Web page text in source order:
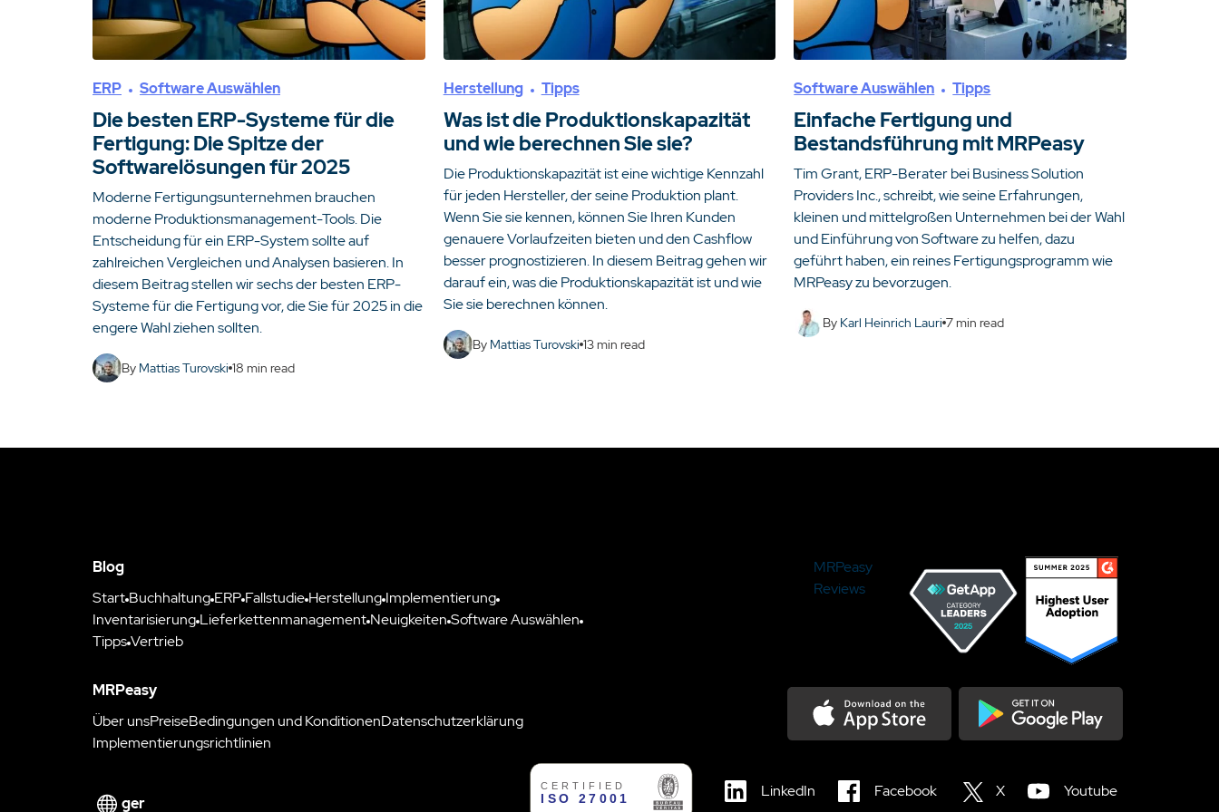
ERP Software Auswählen
Die besten ERP-Systeme für die
Fertigung: Die Spitze der
Softwarelösungen für 2025
Moderne Fertigungsunternehmen brauchen
moderne Produktionsmanagement-Tools. Die
Entscheidung für ein ERP-System sollte auf
zahlreichen Vergleichen und Analysen basieren. In
diesem Beitrag stellen wir sechs der besten ERP-
Systeme für die Fertigung vor, die Sie für 2025 in die
engere Wahl ziehen sollten.
By Mattias Turovski 18 min read
Herstellung Tipps
Was ist die Produktionskapazität
und wie berechnen Sie sie?
Die Produktionskapazität ist eine wichtige Kennzahl
für jeden Hersteller, der seine Produktion plant.
Wenn Sie sie kennen, können Sie Ihren Kunden
genauere Vorlaufzeiten bieten und den Cashflow
besser prognostizieren. In diesem Beitrag gehen wir
darauf ein, was die Produktionskapazität ist und wie
Sie sie berechnen können.
By Mattias Turovski 13min read
Software Auswählen Tipps
Einfache Fertigung und
Bestandsführung mit MRPeasy
Tim Grant, ERP-Berater bei Business Solution
Providers Inc., schreibt, wie seine Erfahrungen,
kleinen und mittelgroßen Unternehmen bei der Wahl
und Einführung von Software zu helfen, dazu
geführt haben, ein reines Fertigungsprogramm wie
MRPeasy zu bevorzugen.
By Karl Heinrich Lauri 7min read
Blog
Start Buchhaltung ERP Fallstudie Herstellung Implementierung
Inventarisierung Lieferkettenmanagement Neuigkeiten Software Auswählen
TippsVertrieb
MRPeasy
Über unsPreiseBedingungen und KonditionenDatenschutzerklärung
Implementierungsrichtlinien
MRPeasy
Reviews
ger
LinkedIn Facebook X Youtube